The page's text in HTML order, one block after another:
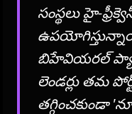
సంస్థలు హై-
బిహేవియరల్
లెండర్లు తమ
తగ్గించకుండా